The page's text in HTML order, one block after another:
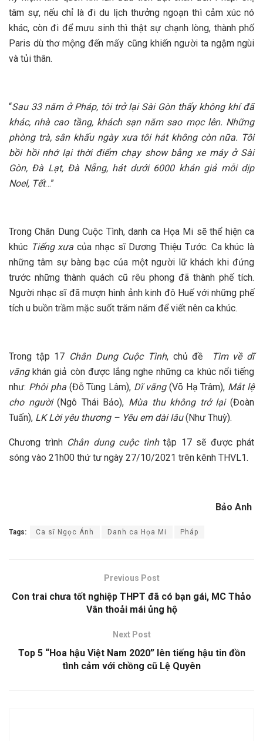
tâm sự, nếu chỉ là đi du lịch thưởng ngoạn thì cảm xúc nó
khác, còn đi để mưu sinh thì thật sự chạnh lòng, thành phố
Paris dù thơ mộng đến mấy cũng khiến người ta ngậm ngùi
và tủi thân.
“Sau 33 năm ở Pháp, tôi trở lại Sài Gòn thấy không khí đã
khác, nhà cao tầng, khách sạn năm saomọc lên. Những
phòng trà, sân khấu ngày xưa tôi hát không còn nữa. Tôi
bồi hồi nhớ lại thời điểm chạy show bằng xe máy ởSài
Gòn, Đà Lạt, Đà Nẵng, hát dưới 6000 khán giả mỗi dịp
Noel, Tết…”
Trong Chân Dung Cuộc Tình, danh ca Họa Mi sẽ thể hiện ca
khúc Tiếng xưa của nhạc sĩ Dương Thiệu Tước. Ca khúc là
những tâm sự bàng bạc của một người lữ khách khi đứng
trước những thành quách cũ rêu phong đã thành phế tích.
Người nhạc sĩ đã mượn hình ảnh kinh đô Huế với những phế
tích u buồn trầm mặc suốt trăm năm để viết nên ca khúc.
Trong tập 17 Chân Dung Cuộc Tình, chủ đề
Tìm về dĩ
vãngkhán giả còn được lắng nghe những ca khúc nổi tiếng
như: Phôi pha (Đỗ Tùng Lâm), Dĩ vãng (Võ Hạ Trâm), Mắt lệ
cho người(Ngô Thái Bảo), Mùa thu không trở lại(Đoàn
Tuấn), LK Lời yêu thương – Yêu em dài lâu(Như Thuỳ).
Chương trình Chân dung cuộc tìnhtập 17 sẽ được phát
sóng vào 21h00 thứ tư ngày 27/10/2021 trên kênh THVL1.
Bảo Anh
Tags: Ca sĩ Ngọc Ánh Danh ca Họa Mi Pháp
Previous Post
Con trai chưa tốt nghiệp THPT đã có bạn gái, MC Thảo
Vân thoải mái ủng hộ
Next Post
Top 5 “Hoa hậu Việt Nam 2020” lên tiếng hậu tin đồn
tình cảm với chồng cũ Lệ Quyên